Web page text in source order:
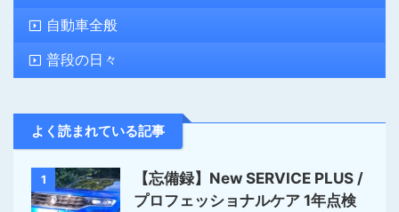
自動車全般
普段の日々
よく読まれている記事
1
【忘備録】New SERVICE PLUS /
プロフェッショナルケア 1年点検